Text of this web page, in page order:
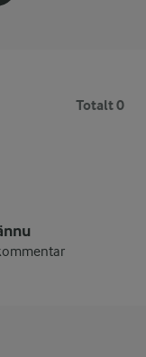
Totalt 0